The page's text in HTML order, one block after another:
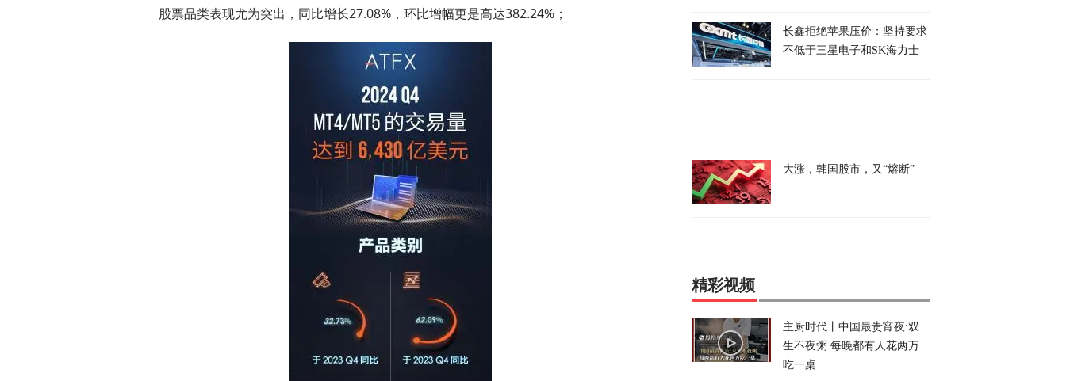
股票品类表现尤为突出，同比增长27.08%，环比增幅更是高达382.24%；
长鑫拒绝苹果压价：坚持要求
不低于三星电子和SK海力士
大涨，韩国股市，又“熔断”
精彩视频
主厨时代丨中国最贵宵夜:双
生不夜粥 每晚都有人花两万
吃一桌